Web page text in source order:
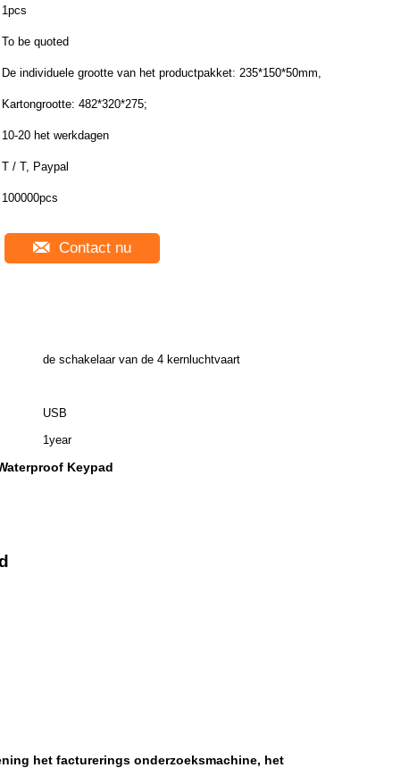
1pcs
To be quoted
De individuele grootte van het productpakket: 235*150*50mm,
Kartongrootte: 482*320*275;
10-20 het werkdagen
T / T, Paypal
100000pcs
Contact nu
de schakelaar van de 4 kernluchtvaart
USB
1year
Keypad
het facturerings onderzoeksmachine, het